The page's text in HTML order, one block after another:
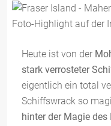
Heute ist von der
stark verrosteter
eigentlich ein total
Schiffswrack so
hinter der Magie